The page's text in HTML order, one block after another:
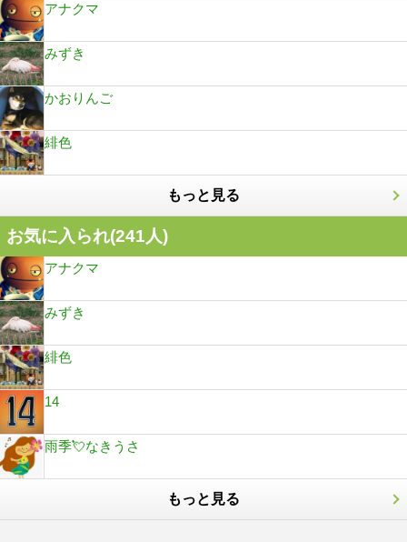
アナクマ
みずき
かおりんご
緋色
もっと見る
お気に入られ(241人)
アナクマ
みずき
緋色
14
雨季💘なきうさ
もっと見る